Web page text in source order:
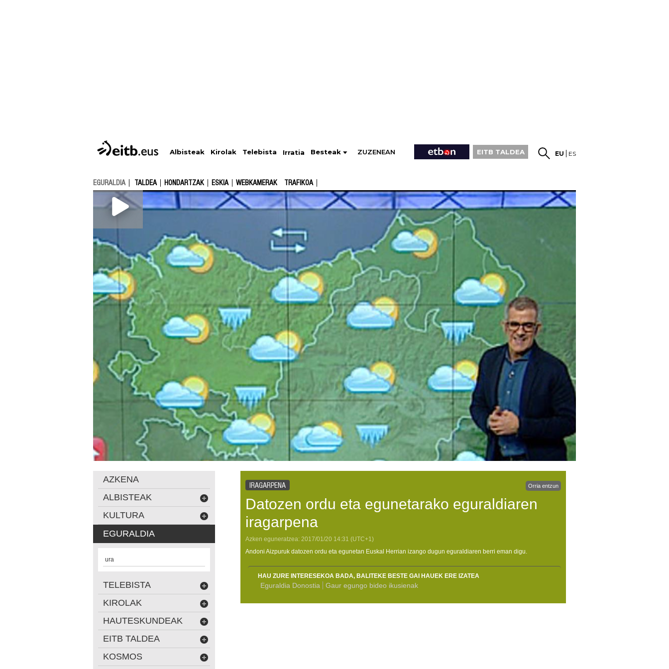
Albisteak Kirolak Telebista Irratia Besteak ZUZENEAN EITB TALDEA EU ES
EGURALDIA TALDEA HONDARTZAK ESKIA WEBKAMERAK TRAFIKOA
IRAGARPENA Orria entzun
Datozen ordu eta egunetarako eguraldiaren
iragarpena
Azken eguneratzea: 2017/01/20 14:31 (UTC+1)
Andoni Aizpuruk datozen ordu eta egunetan Euskal Herrian izango dugun eguraldiaren berri eman digu.
HAU ZURE INTERESEKOA BADA, BALITEKE BESTE GAI HAUEK ERE IZATEA
Eguraldia Donostia Gaur egungo bideo ikusienak
AZKENA
ALBISTEAK
KULTURA
EGURALDIA
ura
TELEBISTA
KIROLAK
HAUTESKUNDEAK
EITB TALDEA
KOSMOS